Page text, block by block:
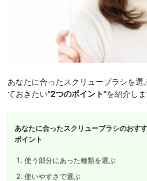
あなたに合ったスクリューブラシを選
ておきたい"2つのポイント"を紹介しま
あなたに合ったスクリューブラシのおす
ポイント
使う部分にあった種類を選ぶ
使いやすさで選ぶ